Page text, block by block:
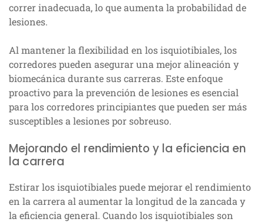
correr inadecuada, lo que aumenta la probabilidad de
lesiones.
Al mantener la flexibilidad en los isquiotibiales, los
corredores pueden asegurar una mejor alineación y
biomecánica durante sus carreras. Este enfoque
proactivo para la prevención de lesiones es esencial
para los corredores principiantes que pueden ser más
susceptibles a lesiones por sobreuso.
Mejorando el rendimiento y la eficiencia en
la carrera
Estirar los isquiotibiales puede mejorar el rendimiento
en la carrera al aumentar la longitud de la zancada y
la eficiencia general. Cuando los isquiotibiales son